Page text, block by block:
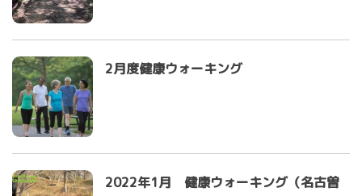
2月度健康ウォーキング
2022年1月 健康ウォーキング（名古曽